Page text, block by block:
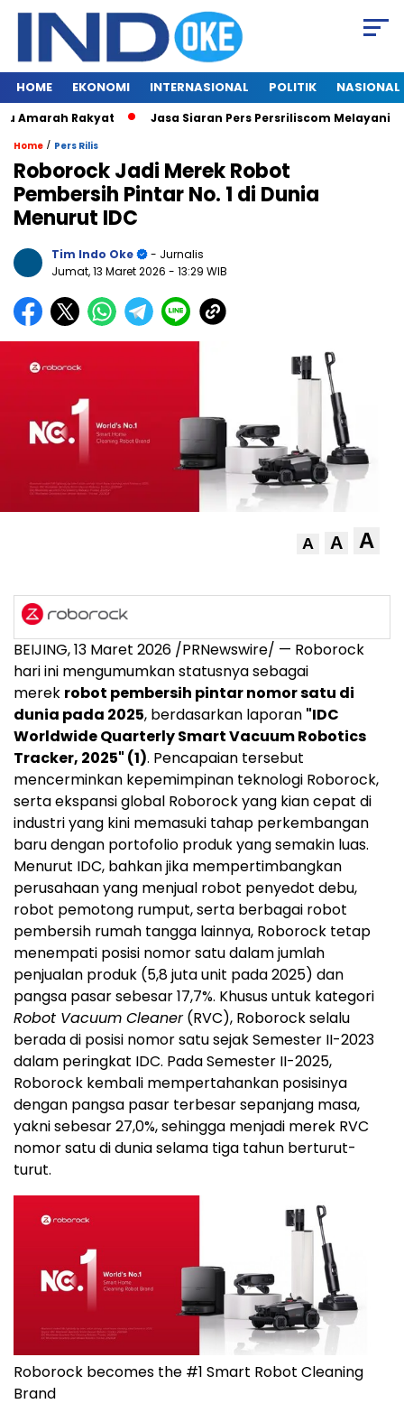
HOME EKONOMI INTERNASIONAL POLITIK NASIONAL
Rakyat Jasa Siaran Pers Persriliscom Melayani
Home / Pers Rilis
Roborock Jadi Merek Robot
Pembersih Pintar No. 1 di Dunia
Menurut IDC
Tim Indo Oke
- Jurnalis
Jumat, 13 Maret 2026 - 13:29 WIB
A A A
BEIJING,13 Maret 2026 /PRNewswire/ — Roborock
hari ini mengumumkan statusnya sebagai
merek robot pembersih pintar nomor satu di
dunia pada 2025, berdasarkan laporan "IDC
Worldwide Quarterly Smart Vacuum Robotics
Tracker, 2025" (1). Pencapaian tersebut
mencerminkan kepemimpinan teknologi Roborock,
serta ekspansi global Roborock yang kian cepat di
industri yang kini memasuki tahap perkembangan
baru dengan portofolio produk yang semakin luas.
Menurut IDC, bahkan jika mempertimbangkan
perusahaan yang menjual robot penyedot debu,
robot pemotong rumput, serta berbagai robot
pembersih rumah tangga lainnya, Roborock tetap
menempati posisi nomor satu dalam jumlah
penjualan produk (5,8 juta unit pada 2025) dan
pangsa pasar sebesar 17,7%. Khusus untuk kategori
Robot Vacuum Cleaner(RVC), Roborock selalu
berada di posisi nomor satu sejak Semester II-2023
dalam peringkat IDC. Pada Semester II-2025,
Roborock kembali mempertahankan posisinya
dengan pangsa pasar terbesar sepanjang masa,
yakni sebesar 27,0%, sehingga menjadi merek RVC
nomor satu di dunia selama tiga tahun berturut-
turut.
Roborock becomes the #1 Smart Robot Cleaning
Brand